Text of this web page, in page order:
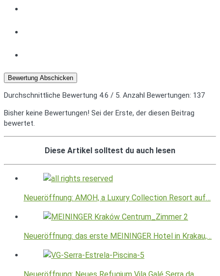
Bewertung Abschicken
Durchschnittliche Bewertung 4.6 / 5. Anzahl Bewertungen: 137
Bisher keine Bewertungen! Sei der Erste, der diesen Beitrag
bewertet.
Diese Artikel solltest du auch lesen
Neueröffnung: AMOH, a Luxury Collection Resort auf…
Neueröffnung: das erste MEININGER Hotel in Krakau,…